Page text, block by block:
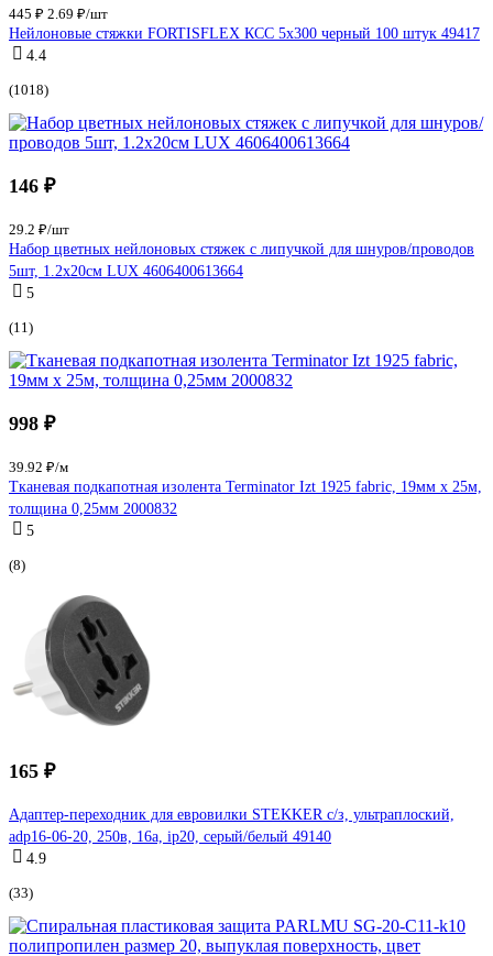
445 ₽ 2.69 ₽/шт
Нейлоновые стяжки FORTISFLEX КСС 5х300 черный 100 штук 49417
4.4
(1018)
146 ₽
29.2 ₽/шт
Набор цветных нейлоновых стяжек с липучкой для шнуров/проводов
5шт, 1.2х20см LUX 4606400613664
5
(11)
998 ₽
39.92 ₽/м
Тканевая подкапотная изолента Terminator Izt 1925 fabric, 19мм х 25м,
толщина 0,25мм 2000832
5
(8)
165 ₽
Адаптер-переходник для евровилки STEKKER с/з, ультраплоский,
adp16-06-20, 250в, 16a, ip20, серый/белый 49140
4.9
(33)